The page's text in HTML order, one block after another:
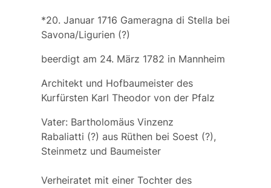
*20. Januar 1716 Gameragna di Stella bei
Savona/Ligurien (?)
beerdigt am 24. März 1782 in Mannheim
Architekt und Hofbaumeister des
Kurfürsten Karl Theodor von der Pfalz
Vater: Bartholomäus Vinzenz
Rabaliatti (?) aus Rüthen bei Soest (?),
Steinmetz und Baumeister
Verheiratet mit einer Tochter des